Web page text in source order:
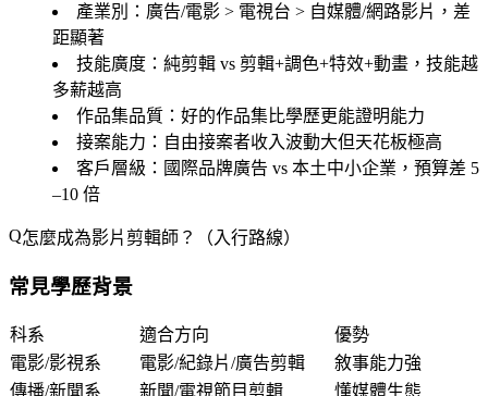
產業別
：廣告/電影 > 電視台 > 自媒體/網路影片，差
距顯著
技能廣度 ：純剪輯 vs 剪輯+調色+特效+動畫，技能越
多薪越高
作品集品質 ：好的作品集比學歷更能證明能力
接案能力 ：自由接案者收入波動大但天花板極高
客戶層級 ：國際品牌廣告 vs 本土中小企業，預算差 5
–10 倍
怎麼成為影片剪輯師？（入行路線）
常見學歷背景
科系 適合方向
優勢
電影/影視系
電影/紀錄片/廣告剪輯
敘事能力強
傳播/新聞系
新聞/電視節目剪輯
懂媒體生態